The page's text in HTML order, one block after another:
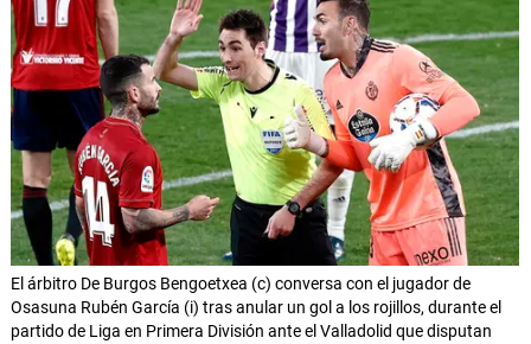
El árbitro De Burgos Bengoetxea (c) conversa con el jugador de
Osasuna Rubén García (i) tras anular un gol a los rojillos, durante el
partido de Liga en Primera División ante el Valladolid que disputan